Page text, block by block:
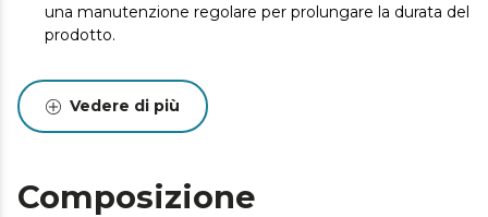
una manutenzione regolare per prolungare la durata del
prodotto.
Vedere di più
Composizione